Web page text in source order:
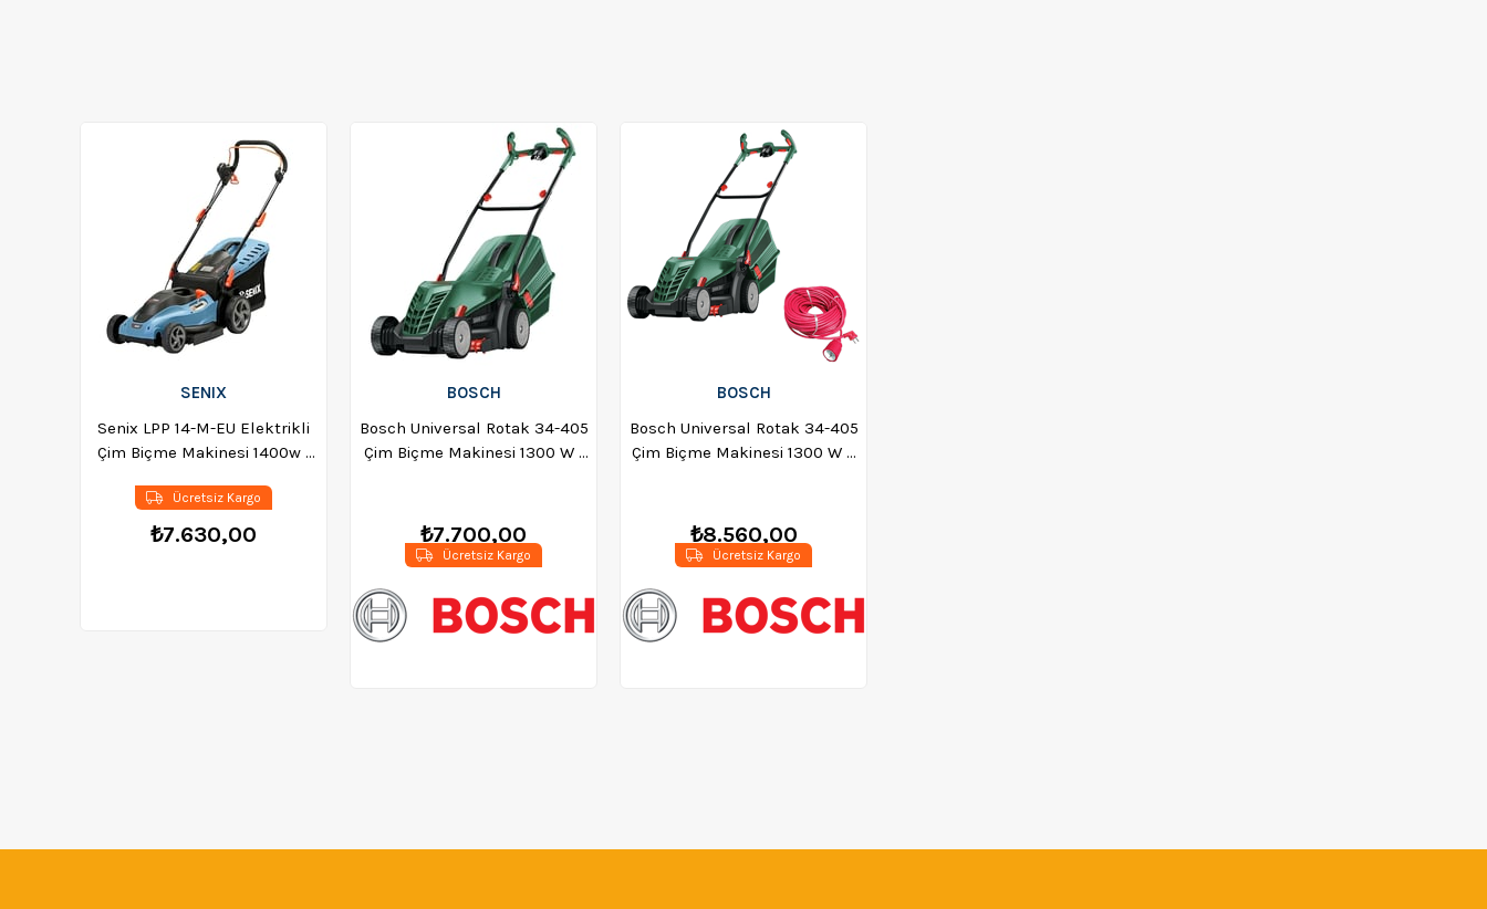
SENIX
Senix LPP 14-M-EU Elektrikli
Çim Biçme Makinesi 1400w -
₺7.630,00
Ücretsiz Kargo
BOSCH
Bosch Universal Rotak 34-405
Çim Biçme Makinesi 1300 W -
₺7.700,00
Ücretsiz Kargo
BOSCH
Bosch Universal Rotak 34-405
Çim Biçme Makinesi 1300 W +
₺8.560,00
Ücretsiz Kargo